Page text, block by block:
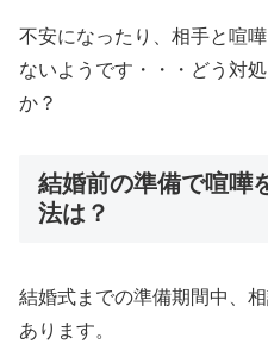
不安になったり、相手と喧
ないようです・・・どう対
か？
結婚前の準備で喧嘩
法は？
結婚式までの準備期間中、
あります。